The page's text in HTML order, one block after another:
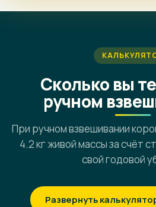
со смартфона — вся история
Сколько вы
ручном
При ручном взвешивании
4.2 кг живой массы за счёт
свой годовой
Развернуть